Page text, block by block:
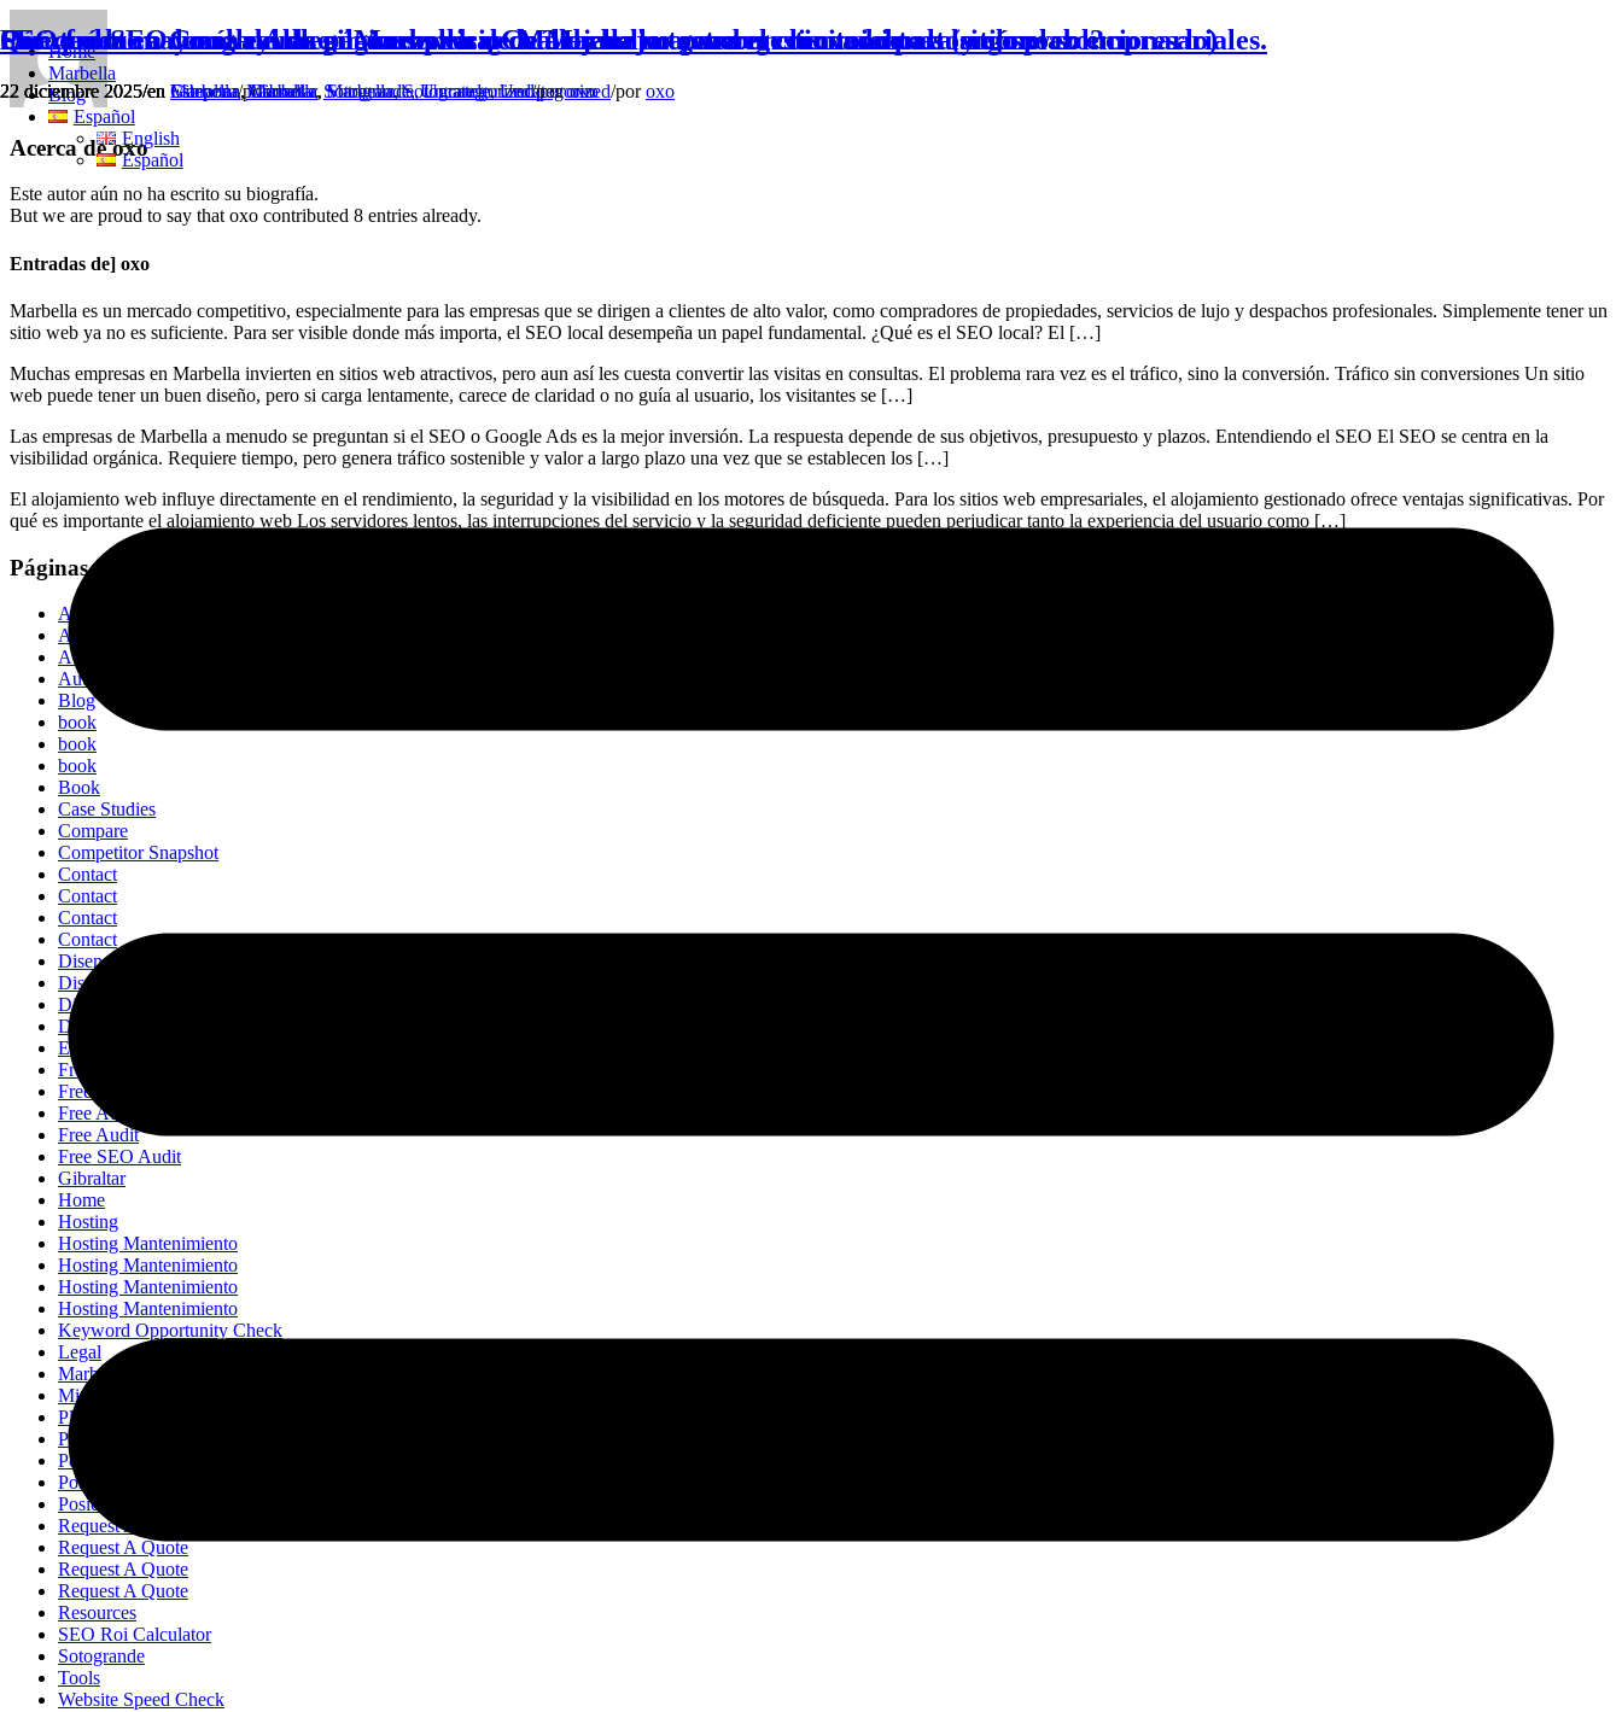
Home
Marbella
Blog
Español
English
Español
Acerca deoxo
Este autor aún no ha escrito su biografía.
But we are proud to say thatoxo contributed 8 entries already.
Entradas de] oxo
Cómo el SEO local ayuda a las empresas de Marbella a atraer clientes de alto valor.
22 diciembre 2025/en Marbella/poroxo
Marbella es un mercado competitivo, especialmente para las empresas que se dirigen a clientes de alto valor, como compradores de propiedades, servicios de lujo y despachos profesionales. Simplemente tener un
sitio web ya no es suficiente. Para ser visible donde más importa, el SEO local desempeña un papel fundamental. ¿Qué es el SEO local? El […]
Por qué la mayoría de las páginas web de Marbella no generan conversiones (y cómo solucionarlo)
22 diciembre 2025/en Gibraltar,Marbella,Sotogrande,Uncategorized/poroxo
Muchas empresas en Marbella invierten en sitios web atractivos, pero aun así les cuesta convertir las visitas en consultas. El problema rara vez es el tráfico, sino la conversión. Tráfico sin conversiones Un sitio
web puede tener un buen diseño, pero si carga lentamente, carece de claridad o no guía al usuario, los visitantes se […]
SEO frente a Google Ads en Marbella: ¿Cuál es mejor para el crecimiento a largo plazo?
22 diciembre 2025/en Estepona,Marbella,Sotogrande,Uncategorized/poroxo
Las empresas de Marbella a menudo se preguntan si el SEO o Google Ads es la mejor inversión. La respuesta depende de sus objetivos, presupuesto y plazos. Entendiendo el SEO El SEO se centra en la
visibilidad orgánica. Requiere tiempo, pero genera tráfico sostenible y valor a largo plazo una vez que se establecen los […]
Qué tener en cuenta al elegir un servicio de alojamiento web gestionado para sitios web empresariales.
22 diciembre 2025/en Estepona,Gibraltar,Marbella,Sotogrande,Uncategorized/poroxo
El alojamiento web influye directamente en el rendimiento, la seguridad y la visibilidad en los motores de búsqueda. Para los sitios web empresariales, el alojamiento gestionado ofrece ventajas significativas. Por
qué es importante el alojamiento web Los servidores lentos, las interrupciones del servicio y la seguridad deficiente pueden perjudicar tanto la experiencia del usuario como […]
Páginas
Automatizacion ia
Automatizacion ia
Automatizacion ia
Automatizacion ia
Blog
book
book
book
Book
Case Studies
Compare
Competitor Snapshot
Contact
Contact
Contact
Contact
Diseno Desarrollo Web
Diseno Desarrollo Web
Diseno Desarrollo Web
Diseno Desarrollo Web
Estepona
Free Audit
Free Audit
Free Audit
Free Audit
Free SEO Audit
Gibraltar
Home
Hosting
Hosting Mantenimiento
Hosting Mantenimiento
Hosting Mantenimiento
Hosting Mantenimiento
Keyword Opportunity Check
Legal
Marbella
Migration
Plans
Posicionamiento Seo
Posicionamiento Seo
Posicionamiento Seo
Posicionamiento Seo
Request A Quote
Request A Quote
Request A Quote
Request A Quote
Resources
SEO Roi Calculator
Sotogrande
Tools
Website Speed Check